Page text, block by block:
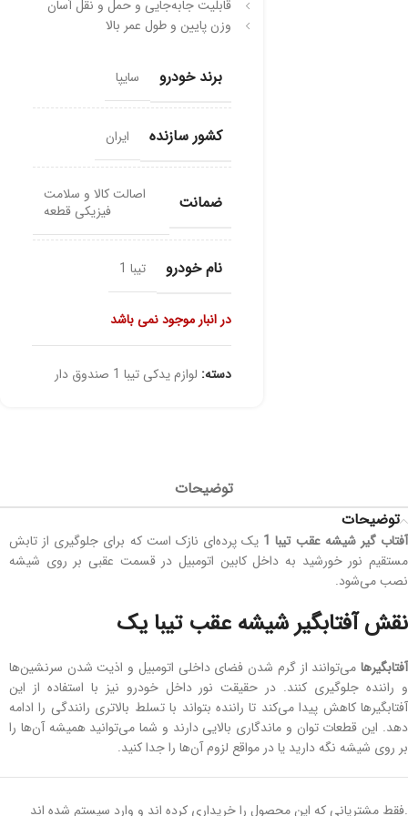
قابلیت جابه‌جایی و حمل و نقل آسان
وزن پایین و طول عمر بالا
برند خودرو سایپا
کشور سازنده ایران
ضمانت
اصالت کالا و سلامت
فیزیکی قطعه
نام خودرو تیبا 1
در انبار موجود نمی باشد
دسته: لوازم یدکی تیبا 1 صندوق دار
توضیحات
توضیحات
آفتاب گیر شیشه عقب تیبا 1
یک پرده‌ای نازک است که برای جلوگیری از تابش
مستقیم نور خورشید به داخل کابین اتومبیل در قسمت عقبی بر روی شیشه
نصب می‌شود.
نقش آفتابگیر شیشه عقب تیبا یک
آفتابگیرها می‌توانند از گرم شدن فضای داخلی اتومبیل و اذیت شدن سرنشین‌ها
و راننده جلوگیری کنند. در حقیقت نور داخل خودرو نیز با استفاده از این
آفتابگیرها کاهش پیدا می‌کند تا راننده بتواند با تسلط بالاتری رانندگی را ادامه
دهد. این قطعات توان و ماندگاری بالایی دارند و شما می‌توانید همیشه آن‌ها را
بر روی شیشه نگه دارید یا در مواقع لزوم آن‌ها را جدا کنید.
.فقط مشتریانی که این محصول را خریداری کرده اند و وارد سیستم شده اند